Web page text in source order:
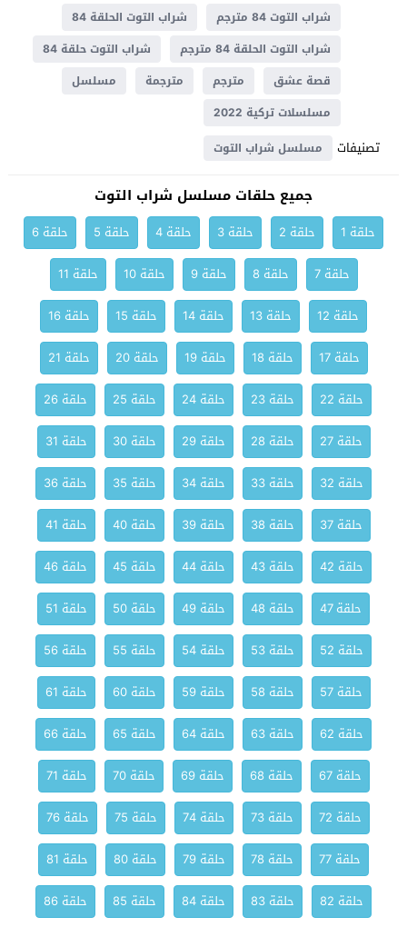
شراب التوت 84 مترجم
شراب التوت الحلقة 84
شراب التوت الحلقة 84 مترجم
شراب التوت حلقة 84
قصة عشق
مترجم مترجمة
مسلسل
مسلسلات تركية 2022
تصنيفات مسلسل شراب التوت
جميع حلقات مسلسل شراب التوت
حلقة 1 حلقة 2 حلقة 3 حلقة 4 حلقة 5
حلقة 6
حلقة 7
حلقة 8 حلقة 9 حلقة 10
حلقة 11
حلقة 12
حلقة 13 حلقة 14 حلقة 15
حلقة 16
حلقة 17
حلقة 18 حلقة 19 حلقة 20
حلقة 21
حلقة 22
حلقة 23 حلقة 24 حلقة 25
حلقة 26
حلقة 27
حلقة 28 حلقة 29 حلقة 30
حلقة 31
حلقة 32
حلقة 33 حلقة 34 حلقة 35
حلقة 36
حلقة 37
حلقة 38 حلقة 39 حلقة 40
حلقة 41
حلقة 42
حلقة 43 حلقة 44 حلقة 45
حلقة 46
حلقة 47
حلقة 48 حلقة 49 حلقة 50
حلقة 51
حلقة 52
حلقة 53 حلقة 54 حلقة 55
حلقة 56
حلقة 57
حلقة 58 حلقة 59 حلقة 60
حلقة 61
حلقة 62
حلقة 63 حلقة 64 حلقة 65
حلقة 66
حلقة 67
حلقة 68 حلقة 69 حلقة 70
حلقة 71
حلقة 72
حلقة 73 حلقة 74 حلقة 75
حلقة 76
حلقة 77
حلقة 78 حلقة 79 حلقة 80
حلقة 81
حلقة 82
حلقة 83 حلقة 84 حلقة 85 حلقة 86